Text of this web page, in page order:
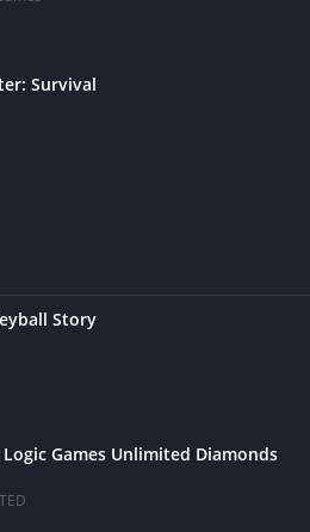
Survival
Story
Games Unlimited Diamonds